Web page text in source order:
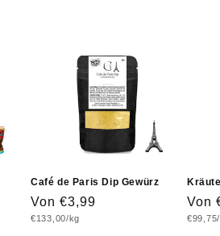
Café de Paris Dip Gewürz
Normaler
Preis
Von €3,99
Grundpreis
€133,00/kg
Preis
Von